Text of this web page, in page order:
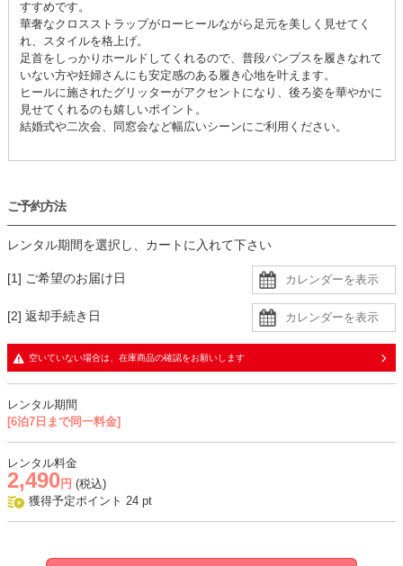
すすめです。
華奢なクロスストラップがローヒールながら足元を美しく見せてく
れ、スタイルを格上げ。
足首をしっかりホールドしてくれるので、普段パンプスを履きなれて
いない方や妊婦さんにも安定感のある履き心地を叶えます。
ヒールに施されたグリッターがアクセントになり、後ろ姿を華やかに
見せてくれるのも嬉しいポイント。
結婚式や二次会、同窓会など幅広いシーンにご利用ください。
ご予約方法
レンタル期間を選択し、カートに入れて下さい
[1] ご希望のお届け日
[2] 返却手続き日
空いていない場合は、在庫商品の確認をお願いします
レンタル期間
[6泊7日まで同一料金]
レンタル料金
2,490 円 (税込)
獲得予定ポイント 24 pt